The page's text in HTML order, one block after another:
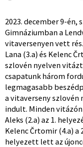
2023. december 9-
Gimnáziumban a
vitaversenyen vett
Lana (3.a) és Kelenc
szlovén nyelven
csapatunk három
legmagasabb
a vitaverseny szlovén
indult. Minden
Aleks (2.a) az 1.
Kelenc Črtomir (4.a) a
helyezett lett az